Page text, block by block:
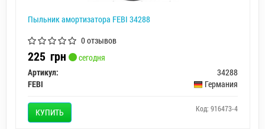
Пыльник амортизатора FEBI 34288
0 отзывов
225 грн
сегодня
Артикул:
34288
FEBI
Германия
КУПИТЬ Код: 916473-4